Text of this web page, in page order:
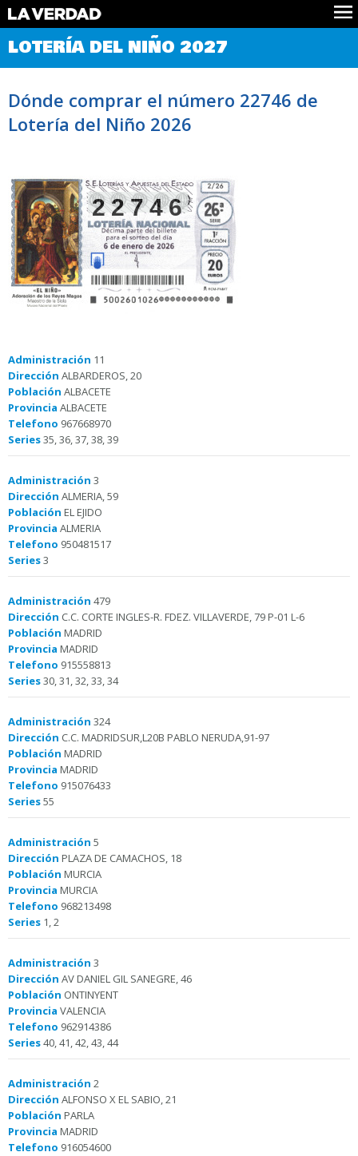
Comprobar Loteria del Niño
Premios
Noticias
Datos
LOTERÍA DEL NIÑO 2027
Dónde comprar el número 22746 de
Lotería del Niño 2026
22746
Administración 11
Dirección ALBARDEROS, 20
Población ALBACETE
Provincia ALBACETE
Telefono 967668970
Series35, 36, 37, 38, 39
Administración 3
Dirección ALMERIA, 59
Población EL EJIDO
Provincia ALMERIA
Telefono 950481517
Series3
Administración 479
Dirección C.C. CORTE INGLES-R. FDEZ. VILLAVERDE, 79 P-01 L-6
Población MADRID
Provincia MADRID
Telefono 915558813
Series30, 31, 32, 33, 34
Administración 324
Dirección C.C. MADRIDSUR,L20B PABLO NERUDA,91-97
Población MADRID
Provincia MADRID
Telefono 915076433
Series55
Administración 5
Dirección PLAZA DE CAMACHOS, 18
Población MURCIA
Provincia MURCIA
Telefono 968213498
Series 1, 2
Administración 3
Dirección AV DANIEL GIL SANEGRE, 46
Población ONTINYENT
Provincia VALENCIA
Telefono 962914386
Series40, 41, 42, 43, 44
Administración 2
Dirección ALFONSO X EL SABIO, 21
Población PARLA
Provincia MADRID
Telefono 916054600